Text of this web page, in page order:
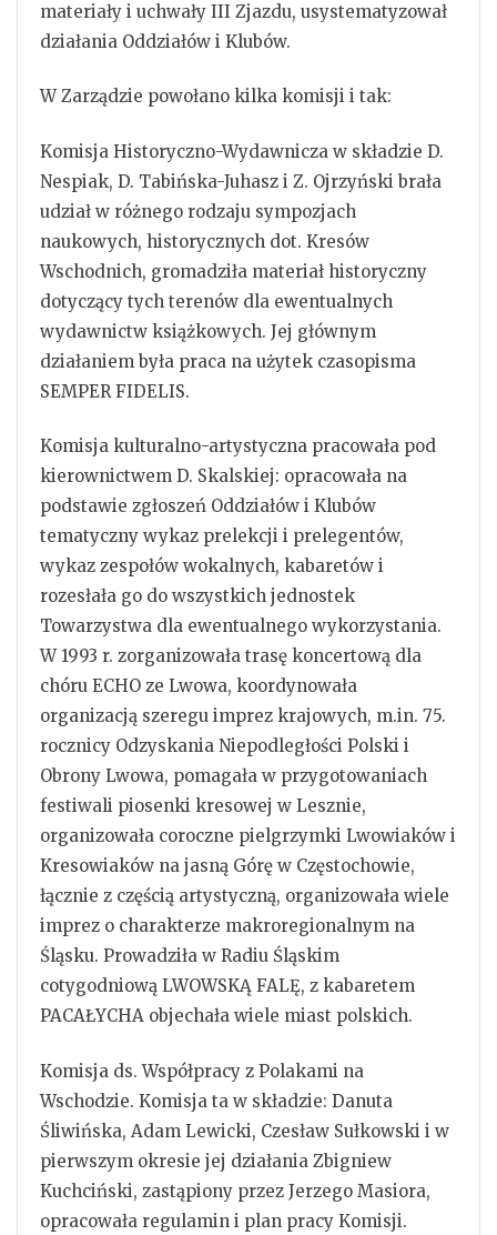
materiały i uchwały III Zjazdu, usystematyzował
działania Oddziałów i Klubów.
W Zarządzie powołano kilka komisji i tak:
Komisja Historyczno-Wydawnicza w składzie D.
Nespiak, D. Tabińska-Juhasz i Z. Ojrzyński brała
udział w różnego rodzaju sympozjach
naukowych, historycznych dot. Kresów
Wschodnich, gromadziła materiał historyczny
dotyczący tych terenów dla ewentualnych
wydawnictw książkowych. Jej głównym
działaniem była praca na użytek czasopisma
SEMPER FIDELIS.
Komisja kulturalno-artystyczna pracowała pod
kierownictwem D. Skalskiej: opracowała na
podstawie zgłoszeń Oddziałów i Klubów
tematyczny wykaz prelekcji i prelegentów,
wykaz zespołów wokalnych, kabaretów i
rozesłała go do wszystkich jednostek
Towarzystwa dla ewentualnego wykorzystania.
W 1993 r. zorganizowała trasę koncertową dla
chóru ECHO ze Lwowa, koordynowała
organizacją szeregu imprez krajowych, m.in. 75.
rocznicy Odzyskania Niepodległości Polski i
Obrony Lwowa, pomagała w przygotowaniach
festiwali piosenki kresowej w Lesznie,
organizowała coroczne pielgrzymki Lwowiaków i
Kresowiaków na jasną Górę w Częstochowie,
łącznie z częścią artystyczną, organizowała wiele
imprez o charakterze makroregionalnym na
Śląsku. Prowadziła w Radiu Śląskim
cotygodniową LWOWSKĄ FALĘ, z kabaretem
PACAŁYCHA objechała wiele miast polskich.
Komisja ds. Współpracy z Polakami na
Wschodzie. Komisja ta w składzie: Danuta
Śliwińska, Adam Lewicki, Czesław Sułkowski i w
pierwszym okresie jej działania Zbigniew
Kuchciński, zastąpiony przez Jerzego Masiora,
opracowała regulamin i plan pracy Komisji.